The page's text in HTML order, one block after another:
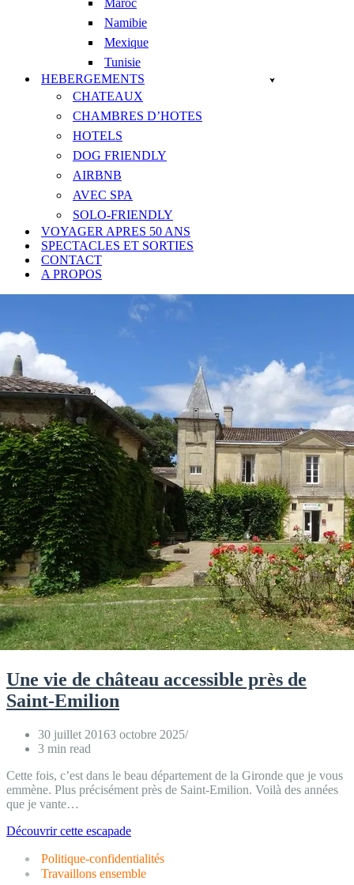
Maroc
Namibie
Mexique
Tunisie
HEBERGEMENTS
CHATEAUX
CHAMBRES D’HOTES
HOTELS
DOG FRIENDLY
AIRBNB
AVEC SPA
SOLO-FRIENDLY
VOYAGER APRES 50 ANS
SPECTACLES ET SORTIES
CONTACT
A PROPOS
Une vie de château accessible près de
Saint-Emilion
30 juillet 20163 octobre 2025
3 min read
Cette fois, c’est dans le beau département de la Gironde que je vous
emmène. Plus précisément près de Saint-Emilion. Voilà des années
que je vante…
Découvrir cette escapadeUne
de
château
Politique-confidentialités
Travaillons ensemble